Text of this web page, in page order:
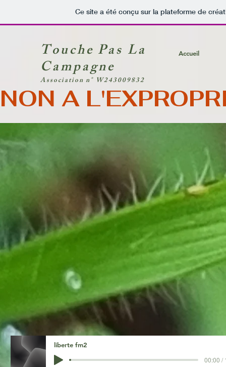
Ce site a été conçu sur la plateforme de
Touche Pas La
Campagne
Association n° W243009832
Accueil
NON A
liberte fm2
00:00 /